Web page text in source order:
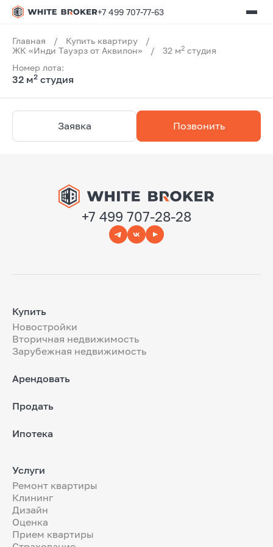
+7 499 707-77-63
Главная / Купить квартиру
/
ЖК «Инди Тауэрз от Аквилон»
/ 32 м2 студия
Номер лота:
32 м2 студия
Заявка Позвонить
+7 499 707-28-28
Купить
Новостройки
Вторичная недвижимость
Зарубежная недвижимость
Арендовать
Продать
Ипотека
Услуги
Ремонт квартиры
Клининг
Дизайн
Оценка
Прием квартиры